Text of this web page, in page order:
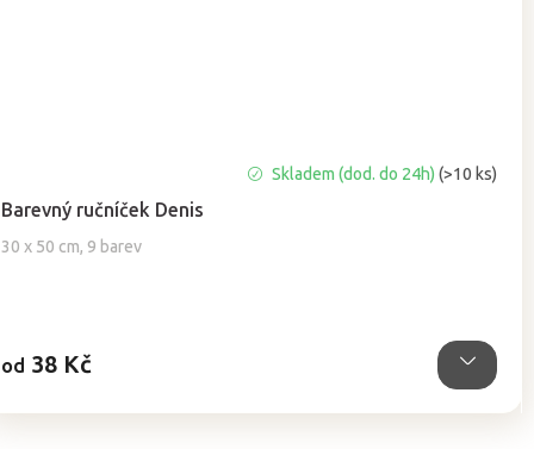
Barevný ručníček Denis
30 x 50 cm, 9 barev
hodnocení
produktu
je
Skladem (dod. do 24h)(>10 ks)
od 38 Kč